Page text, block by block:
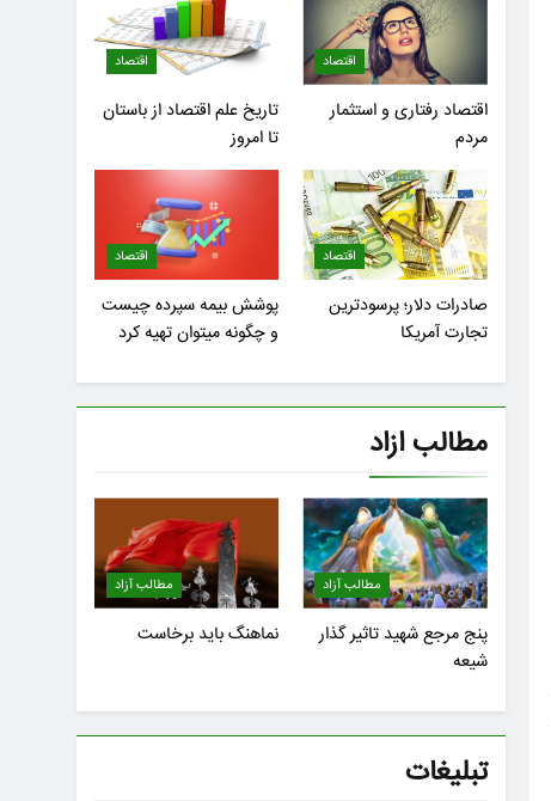
اقتصاد
اقتصاد رفتاری و استثمار
مردم
اقتصاد
تاریخ علم اقتصاد از باستان
تا امروز
اقتصاد
صادرات دلار؛ پرسودترین
تجارت آمریکا
اقتصاد
پوشش بیمه سپرده چیست
و چگونه میتوان تهیه کرد
مطالب ازاد
مطالب آزاد
پنج مرجع شهید تاثیر گذار
شیعه
مطالب آزاد
نماهنگ باید برخاست
تبلیغات